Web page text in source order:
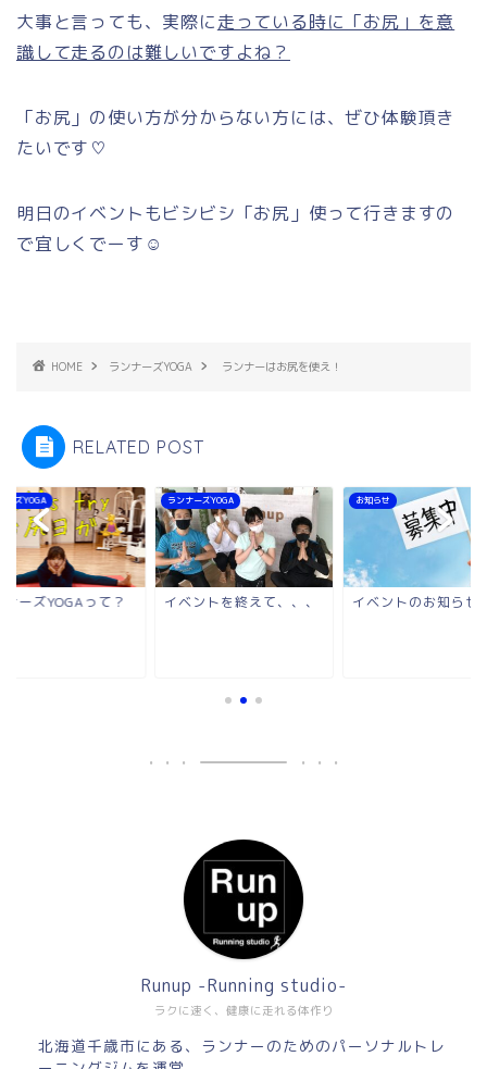
大事と言っても、実際に走っている時に「お尻」を意
識して走るのは難しいですよね？
「お尻」の使い方が分からない方には、ぜひ体験頂き
たいです♡
明日のイベントもビシビシ「お尻」使って行きますの
で宜しくでーす☺
HOME ランナーズYOGA ランナーはお尻を使え！
RELATED POST
ーズYOGA
ナーズYOGAって？
ランナーズYOGA
イベントを終えて、、、
お知らせ
イベントのお知らせ
ラクに速く、健康に走れる体作り
Runup -Running studio-
北海道千歳市にある、ランナーのためのパーソナルトレ